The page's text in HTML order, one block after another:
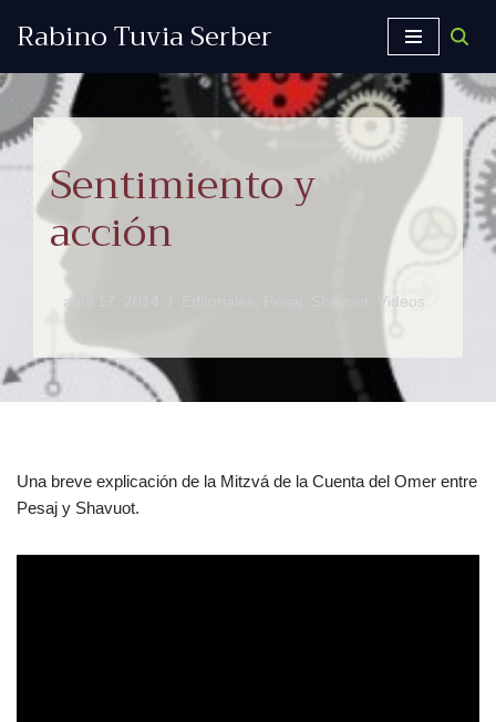
contenido
Rabino Tuvia Serber
Sentimiento y
acción
abril 17, 2014 Videos
Una breve explicación de la Mitzvá de la Cuenta del Omer entre
Pesaj y Shavuot.